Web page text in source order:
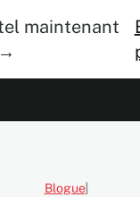
maintenant
Blogue